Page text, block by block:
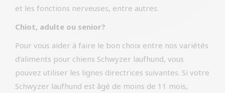
et les fonctions nerveuses, entre autres.
Chiot, adulte ou senior?
Pour vous aider à faire le bon choix entre nos variétés
d’aliments pour chiens Schwyzer laufhund, vous
pouvez utiliser les lignes directrices suivantes. Si votre
Schwyzer laufhund est âgé de moins de 11 mois,